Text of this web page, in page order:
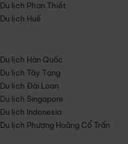
Du lịch Phan Thiết
Du lịch Huế
Du lịch Hàn Quốc
Du lịch Tây Tạng
Du lịch Đài Loan
Du lịch Singapore
Du lịch Indonesia
Du lịch Phượng Hoàng Cổ Trấn